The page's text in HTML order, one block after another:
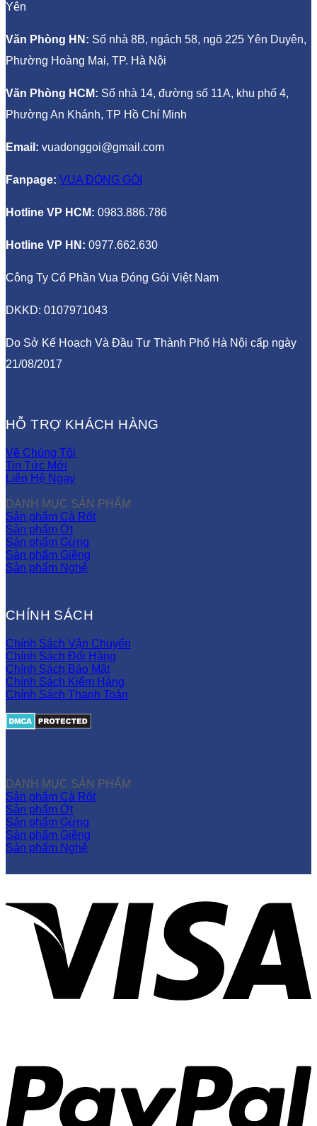
Yên
Văn Phòng HN: Số nhà 8B, ngách 58, ngõ 225 Yên Duyên,
Phường Hoàng Mai, TP. Hà Nội
Văn Phòng HCM: Số nhà 14, đường số 11A, khu phố 4,
Phường An Khánh, TP Hồ Chí Minh
Email: vuadonggoi@gmail.com
Fanpage: VUA ĐÓNG GÓI
Hotline VP HCM: 0983.886.786
Hotline VP HN: 0977.662.630
Công Ty Cổ Phần Vua Đóng Gói Việt Nam
DKKD: 0107971043
Do Sở Kế Hoạch Và Đầu Tư Thành Phố Hà Nội cấp ngày
21/08/2017
HỖ TRỢ KHÁCH HÀNG
Về Chúng Tôi
Tin Tức Mới
Liên Hệ Ngay
DANH MỤC SẢN PHẨM
Sản phẩm Cà Rốt
Sản phẩm Ớt
Sản phẩm Gừng
Sản phẩm Giềng
Sản phẩm Nghệ
CHÍNH SÁCH
Chính Sách Vận Chuyển
Chính Sách Đổi Hàng
Chính Sách Bảo Mật
Chính Sách Kiểm Hàng
Chính Sách Thanh Toán
DANH MỤC SẢN PHẨM
Sản phẩm Cà Rốt
Sản phẩm Ớt
Sản phẩm Gừng
Sản phẩm Giềng
Sản phẩm Nghệ